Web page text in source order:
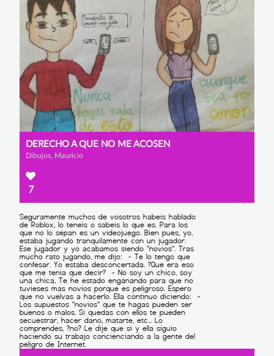
DERECHO A QUE NO ME ACOSEN
Dibujos, Mauricio
7